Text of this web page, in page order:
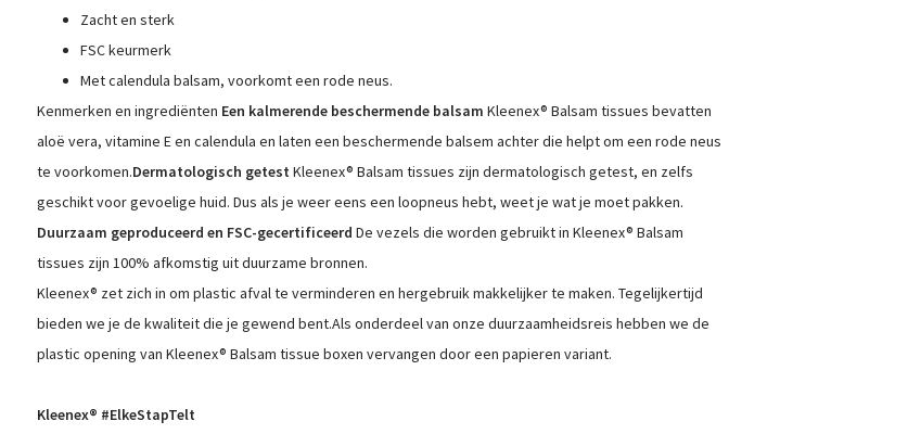
Zacht en sterk
FSC keurmerk
Met calendula balsam, voorkomt een rode neus.
Kenmerken en ingrediënten Een kalmerende beschermende balsam Kleenex® Balsam tissues bevatten
aloë vera, vitamine E en calendula en laten een beschermende balsem achter die helpt om een rode neus
te voorkomen.Dermatologisch getest Kleenex® Balsam tissues zijn dermatologisch getest, en zelfs
geschikt voor gevoelige huid. Dus als je weer eens een loopneus hebt, weet je wat je moet pakken.
Duurzaam geproduceerd en FSC-gecertificeerd De vezels die worden gebruikt in Kleenex® Balsam
tissues zijn 100% afkomstig uit duurzame bronnen.
Kleenex® zet zich in om plastic afval te verminderen en hergebruik makkelijker te maken. Tegelijkertijd
bieden we je de kwaliteit die je gewend bent.Als onderdeel van onze duurzaamheidsreis hebben we de
plastic opening van Kleenex® Balsam tissue boxen vervangen door een papieren variant.
Kleenex® #ElkeStapTelt